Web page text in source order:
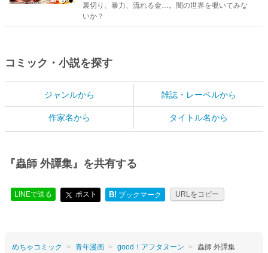
裏切り、暴力、流れる金…。闇の世界を覗いてみな
いか？
コミック・小説を探す
ジャンルから 雑誌・レーベルから
作家名から タイトル名から
『蟲師 外譚集』を共有する
LINEで送る ポスト B! ブックマーク URLをコピー
めちゃコミック 青年漫画 good！アフタヌーン 蟲師 外譚集